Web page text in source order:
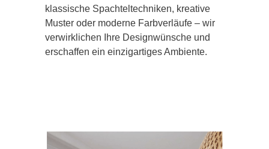
klassische Spachteltechniken, kreative
Muster oder moderne Farbverläufe – wir
verwirklichen Ihre Designwünsche und
erschaffen ein einzigartiges Ambiente.